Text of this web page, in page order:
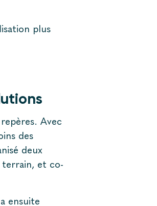
plus
Avec
des
deux
terrain, et co-
ensuite